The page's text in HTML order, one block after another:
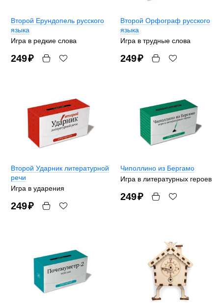
Второй Ерундопель русского
языка
Игра в редкие слова
249₽
Второй Орфограф русского
языка
Игра в трудные слова
249₽
Второй Ударник литературной
речи
Игра в ударения
249₽
Чиполлино из Бергамо
Игра в литературных героев
249₽